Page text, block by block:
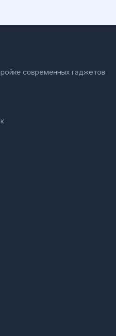
современных гаджетов